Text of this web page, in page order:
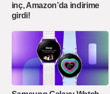
inç, Amazon’da indirime
girdi!